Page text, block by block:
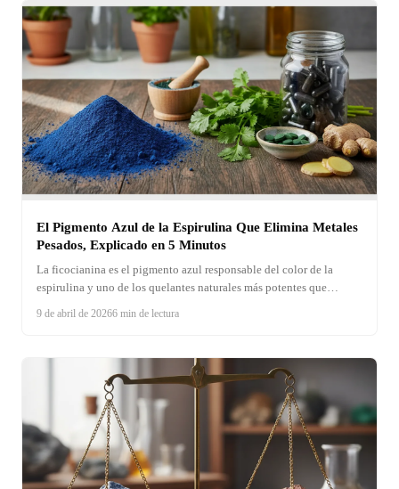
El Pigmento Azul de la Espirulina Que Elimina Metales
Pesados, Explicado en 5 Minutos
La ficocianina es el pigmento azul responsable del color de la
espirulina y uno de los quelantes naturales más potentes que
9 de abril de 20266 min de lectura